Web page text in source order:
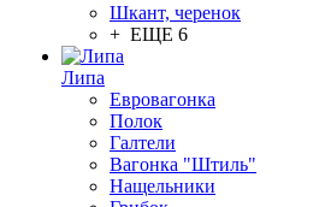
Шкант, черенок
+ ЕЩЕ 6
Липа
Евровагонка
Полок
Галтели
Вагонка "Штиль"
Нащельники